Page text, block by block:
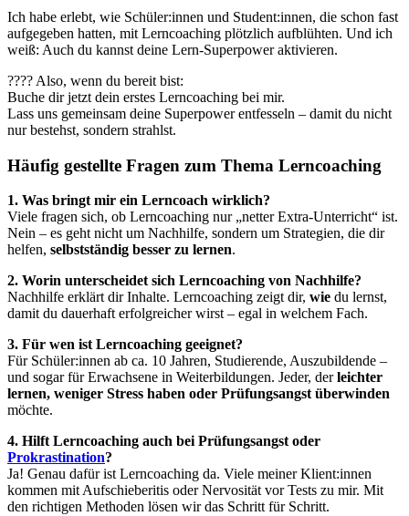
Ich habe erlebt, wie Schüler:innen und Student:innen, die schon fast
aufgegeben hatten, mit Lerncoaching plötzlich aufblühten. Und ich
weiß: Auch du kannst deine Lern-Superpower aktivieren.
???? Also, wenn du bereit bist:
Buche dir jetzt dein erstes Lerncoaching bei mir.
Lass uns gemeinsam deine Superpower entfesseln – damit du nicht
nur bestehst, sondern strahlst.
Häufig gestellte Fragen zum Thema Lerncoaching
1. Was bringt mir ein Lerncoach wirklich?
Viele fragen sich, ob Lerncoaching nur „netter Extra-Unterricht“ ist.
Nein – es geht nicht um Nachhilfe, sondern um Strategien, die dir
helfen, selbstständig besser zu lernen.
2. Worin unterscheidet sich Lerncoaching von Nachhilfe?
Nachhilfe erklärt dir Inhalte. Lerncoaching zeigt dir, wie du lernst,
damit du dauerhaft erfolgreicher wirst – egal in welchem Fach.
3. Für wen ist Lerncoaching geeignet?
Für Schüler:innen ab ca. 10 Jahren, Studierende, Auszubildende –
und sogar für Erwachsene in Weiterbildungen. Jeder, derleichter
lernen, weniger Stress haben oder Prüfungsangst überwinden
möchte.
4. Hilft Lerncoaching auch bei Prüfungsangst oder
Prokrastination?
Ja! Genau dafür ist Lerncoaching da. Viele meiner Klient:innen
kommen mit Aufschieberitis oder Nervosität vor Tests zu mir. Mit
den richtigen Methoden lösen wir das Schritt für Schritt.